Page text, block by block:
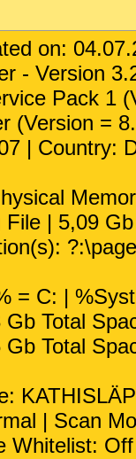
on:
- Version
Pack 1
(Version =
| Country:
| 5,09
= C: |
Gb Total
Gb Total
| Scan
Whitelist: